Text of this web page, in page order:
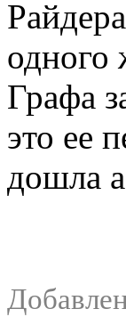
одного
Графа
это ее
дошла